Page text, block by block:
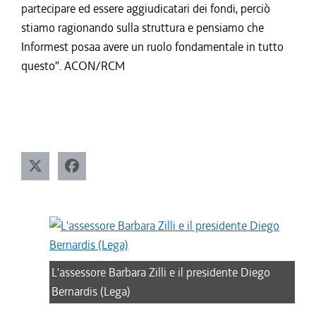
partecipare ed essere aggiudicatari dei fondi, perciò
stiamo ragionando sulla struttura e pensiamo che
Informest posaa avere un ruolo fondamentale in tutto
questo". ACON/RCM
L'assessore Barbara Zilli e il presidente Diego
Bernardis (Lega)